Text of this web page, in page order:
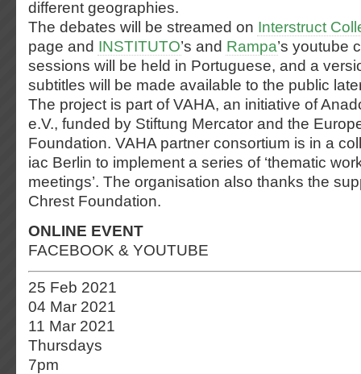
different geographies.
The debates will be streamed on Interstruct
page and INSTITUTO’s and Rampa’s youtube
sessions will be held in Portuguese, and a
subtitles will be made available to the public
The project is part of VAHA, an initiative of
e.V., funded by Stiftung Mercator and the
Foundation. VAHA partner consortium is in a
iac Berlin to implement a series of ‘thematic
meetings’. The organisation also thanks the
Chrest Foundation.
ONLINE EVENT
FACEBOOK & YOUTUBE
25 Feb 2021
04 Mar 2021
11 Mar 2021
Thursdays
7pm